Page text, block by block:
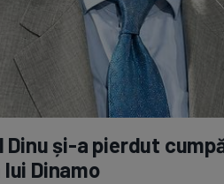
Dinu și-a pierdut
Dinamo